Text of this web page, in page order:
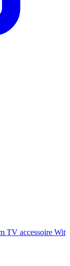
TV accessoire Wit